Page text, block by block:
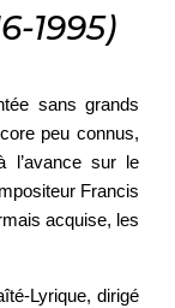
1995)
sans grands
peu connus,
l’avance sur le
Francis
acquise, les
Lyrique, dirigé